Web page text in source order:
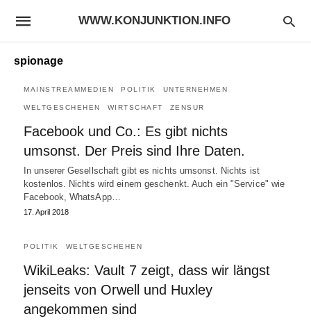
WWW.KONJUNKTION.INFO
spionage
MAINSTREAMMEDIEN POLITIK UNTERNEHMEN
WELTGESCHEHEN WIRTSCHAFT ZENSUR
Facebook und Co.: Es gibt nichts
umsonst. Der Preis sind Ihre Daten.
In unserer Gesellschaft gibt es nichts umsonst. Nichts ist
kostenlos. Nichts wird einem geschenkt. Auch ein "Service" wie
Facebook, WhatsApp…
17. April 2018
POLITIK WELTGESCHEHEN
WikiLeaks: Vault 7 zeigt, dass wir längst
jenseits von Orwell und Huxley
angekommen sind